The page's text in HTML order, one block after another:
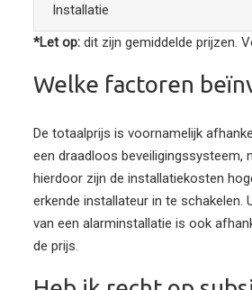
Installatie
*Let op: dit zijn gemiddelde prijzen.
Welke factoren
De totaalprijs is voornamelijk
een draadloos beveiligingssysteem,
hierdoor zijn de installatiekosten
erkende installateur in te schakelen.
van een alarminstallatie is ook
de prijs.